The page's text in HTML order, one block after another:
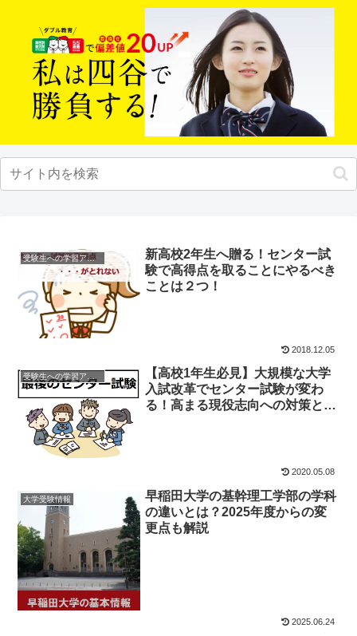
受験生への学習アドバイス
新高校2年生へ贈る！センター試
験で高得点を取ることにやるべき
ことは２つ！
2018.12.05
受験生への学習アドバイス
【高校1年生必見】大規模な大学
入試改革でセンター試験が変わ
る！高まる現役志向への対策と
2020.05.08
大学受験情報
早稲田大学の基幹理工学部の学科
の違いとは？2025年度からの変
更点も解説
2025.06.24